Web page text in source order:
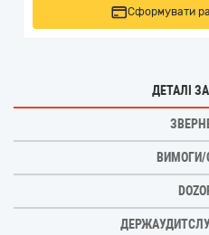
Сформувати
ДЕТАЛІ
ВИМОГИ/